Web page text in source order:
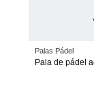
Palas Pádel
Pala de pádel